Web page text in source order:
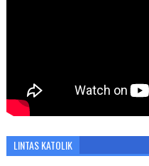
LINTAS KATOLIK